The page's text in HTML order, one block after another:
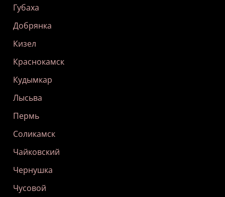
Губаха
Добрянка
Кизел
Краснокамск
Кудымкар
Лысьва
Пермь
Соликамск
Чайковский
Чернушка
Чусовой